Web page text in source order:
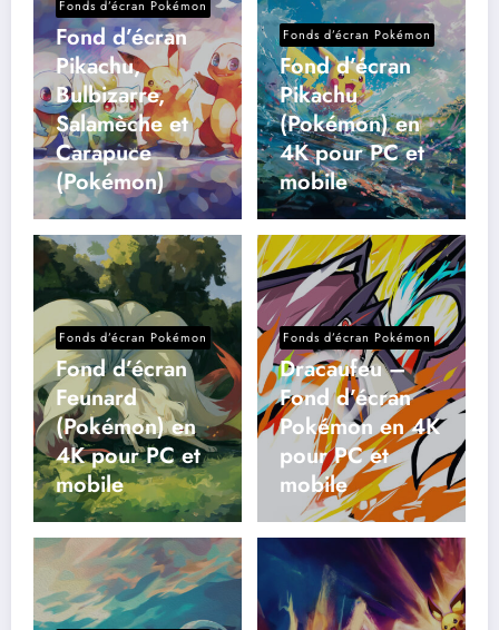
Fonds d’écran Pokémon
Fond d’écran
Pikachu,
Bulbizarre,
Salamèche et
Carapuce
(Pokémon)
Fonds d’écran Pokémon
Fond d’écran
Pikachu
(Pokémon) en
4K pour PC et
mobile
Fonds d’écran Pokémon
Fond d’écran
Feunard
(Pokémon) en
4K pour PC et
mobile
Fonds d’écran Pokémon
Dracaufeu –
Fond d’écran
Pokémon en 4K
pour PC et
mobile